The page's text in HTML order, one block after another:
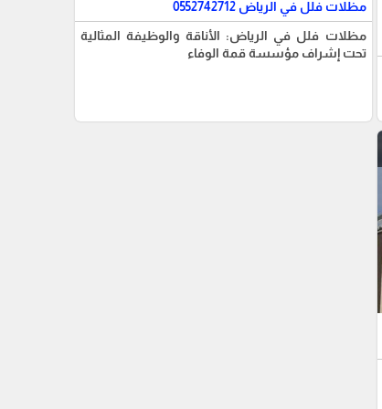
مظلات فلل في الرياض 0552742712
مظلات فلل في الرياض: الأناقة والوظيفة المثالية
تحت إشراف مؤسسة قمة الوفاء